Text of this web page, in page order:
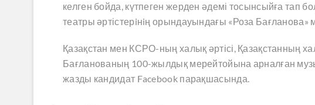
келген бойда, күтпеген жерден әдемі тосынсыйға тап
театры әртістерiнiң орындауындағы «Роза
Қазақстан мен КСРО-ның халық әртісі, Қазақстанның
Бағланованың 100-жылдық мерейтойына арналған
жазды кандидат Facebook парақшасында.